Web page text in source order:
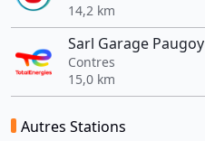
14,2 km
Sarl Garage Paugoy
Contres
15,0 km
Autres Stations